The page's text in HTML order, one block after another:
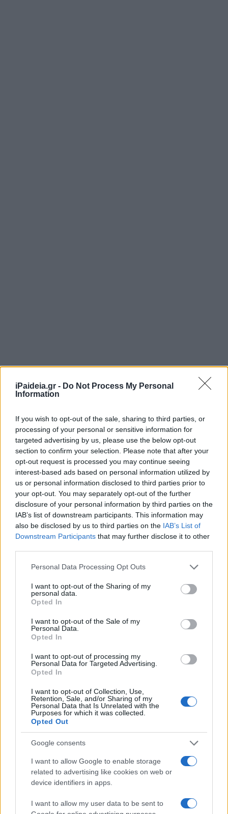
iPaideia.gr - Do Not Process My Personal
Information
If you wish to opt-out of the sale, sharing to third parties, or
processing of your personal or sensitive information for
targeted advertising by us, please use the below opt-out
section to confirm your selection. Please note that after your
opt-out request is processed you may continue seeing
interest-based ads based on personal information utilized by
us or personal information disclosed to third parties prior to
your opt-out. You may separately opt-out of the further
disclosure of your personal information by third parties on the
IAB’s list of downstream participants. This information may
also be disclosed by us to third parties on the IAB’s List of
Downstream Participants that may further disclose it to other
Please note that this website/app uses one or more Google
not limited to your visit or usage behaviour. You may click to
grant or deny consent to Google and its third-party tags to
use your data for below specified purposes in below Google
consent section.
Personal Data Processing Opt Outs
I want to opt-out of the Sharing of my
personal data.
Opted In
I want to opt-out of the Sale of my
Personal Data.
Opted In
I want to opt-out of processing my
Personal Data for Targeted Advertising.
Opted In
I want to opt-out of Collection, Use,
Retention, Sale, and/or Sharing of my
Personal Data that Is Unrelated with the
Purposes for which it was collected.
Opted Out
Google consents
I want to allow Google to enable storage
related to advertising like cookies on web or
device identifiers in apps.
I want to allow my user data to be sent to